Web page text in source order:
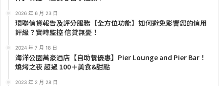
2026 年 6 月 23 日
環聯信貸報告及評分服務【全方位功能】如何避免影響您的信用
評級？實時監控 信貸無憂！
2024 年 7 月 18 日
海洋公園萬豪酒店【自助餐優惠】Pier Lounge and Pier Bar！
燒烤之夜 超過 100＋美食&甜點
2023 年 2 月 28 日